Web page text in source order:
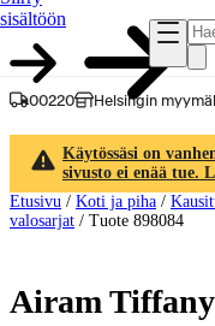
sisältöön
00220 Helsingin
Käytössäsi on
sivusto ei enää tue.
Etusivu / Koti ja piha /
valosarjat / Tuote 898084
Airam